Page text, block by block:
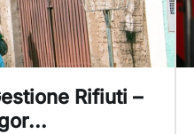
Rifiuti –